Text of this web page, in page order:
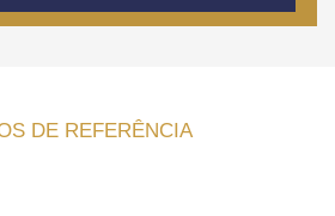
DE REFERÊNCIA